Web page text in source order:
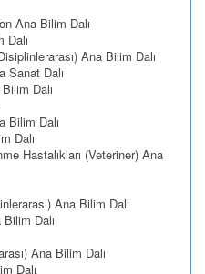
Ana Bilim Dalı
Dalı
Ana Bilim Dalı
Sanat Dalı
Dalı
Bilim Dalı
Dalı
Hastalıkları (Veteriner) Ana
Ana Bilim Dalı
Dalı
Ana Bilim Dalı
Dalı